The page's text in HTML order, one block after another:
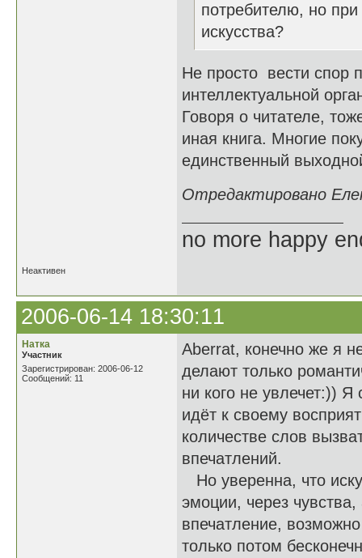
потребителю, но
искусства?
Не просто вести спор
интеллектуальной
Говоря о читателе,
иная книга. Многие
единственный
Отредактировано
no more happy
Неактивен
2006-06-14 18:30:11
Натка
Участник
Зарегистрирован: 2006-06-12
Сообщений: 11
Aberrat, конечно же я
делают только
ни кого не увлечет:))
идёт к своему
количестве слов
впечатлений.
Но уверенна, что
эмоции, через
впечатление,
только потом